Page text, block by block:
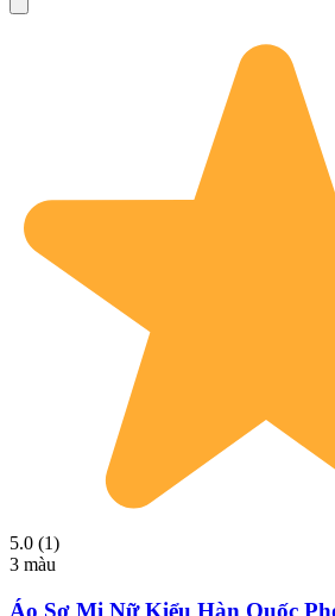
5.0 (1)
3 màu
Áo Sơ Mi Nữ Kiểu Hàn Quốc